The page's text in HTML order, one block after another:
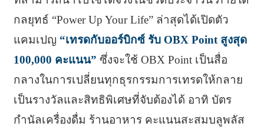
กลยุทธ์ “Power Up Your Life” ล่าสุดได้เปิดตัว
แคมเปญ “เทรดกับออร์บิกซ์ รับ OBX Point สูงสุด
100,000 คะแนน” ซึ่งจะใช้ OBX Point เป็นสื่อ
กลางในการเปลี่ยนทุกธุรกรรมการเทรดให้กลาย
เป็นรางวัลและสิทธิพิเศษที่จับต้องได้ อาทิ บัตร
กำนัลเครื่องดื่ม ร้านอาหาร คะแนนสะสมบลูพลัส